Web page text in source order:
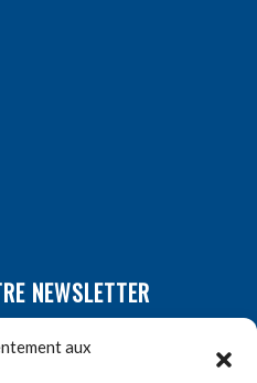
aux
NEWSLETTER